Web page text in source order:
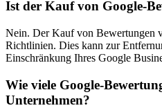
Ist der Kauf von Google-
Nein. Der Kauf von Bewertungen
Richtlinien. Dies kann zur
Einschränkung Ihres Google
Wie viele Google-
Unternehmen?